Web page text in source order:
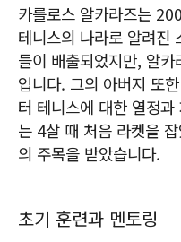
카를로스 알카라즈는
테니스의 나라로 알려진
들이 배출되었지만, 알
입니다. 그의 아버지 또
터 테니스에 대한 열정
는 4살 때 처음 라켓을
의 주목을 받았습니다.
초기 훈련과 멘토링